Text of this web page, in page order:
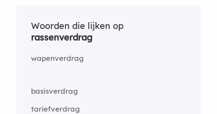
Woorden die lijken op
rassenverdrag
wapenverdrag
basisverdrag
tariefverdrag